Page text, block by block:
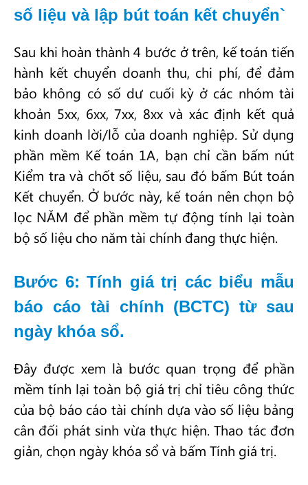
số liệu và lập bút toán kết chuyển`
Sau khi hoàn thành 4 bước ở trên, kế toán tiến
hành kết chuyển doanh thu, chi phí, để đảm
bảo không có số dư cuối kỳ ở các nhóm tài
khoản 5xx, 6xx, 7xx, 8xx và xác định kết quả
kinh doanh lời/lỗ của doanh nghiệp. Sử dụng
phần mềm Kế toán 1A, bạn chỉ cần bấm nút
Kiểm tra và chốt số liệu, sau đó bấm Bút toán
Kết chuyển. Ở bước này, kế toán nên chọn bộ
lọc NĂM để phần mềm tự động tính lại toàn
bộ số liệu cho năm tài chính đang thực hiện.
Bước 6: Tính giá trị các biểu mẫu
báo cáo tài chính (BCTC) từ sau
ngày khóa sổ.
Đây được xem là bước quan trọng để phần
mềm tính lại toàn bộ giá trị chỉ tiêu công thức
của bộ báo cáo tài chính dựa vào số liệu bảng
cân đối phát sinh vừa thực hiện. Thao tác đơn
giản, chọn ngày khóa sổ và bấm Tính giá trị.